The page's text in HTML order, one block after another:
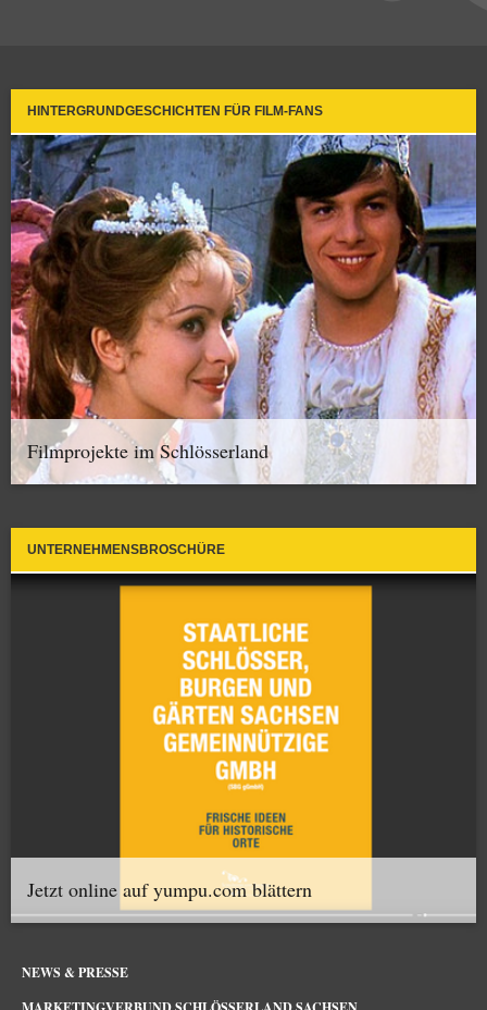
HINTERGRUNDGESCHICHTEN FÜR FILM-FANS
Filmprojekte im Schlösserland
UNTERNEHMENSBROSCHÜRE
Jetzt online auf yumpu.com blättern
NEWS & PRESSE